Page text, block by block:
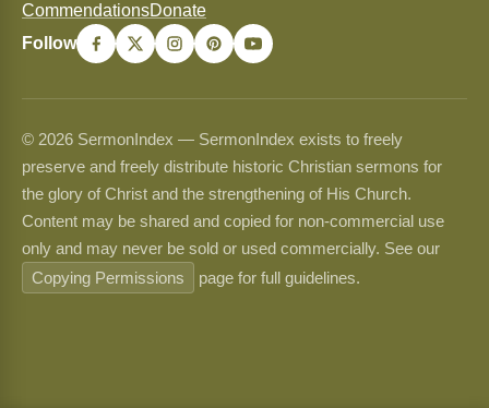
CommendationsDonate
Follow
© 2026 SermonIndex — SermonIndex exists to freely
preserve and freely distribute historic Christian sermons for
the glory of Christ and the strengthening of His Church.
Content may be shared and copied for non-commercial use
only and may never be sold or used commercially. See our
Copying Permissions
page for full guidelines.